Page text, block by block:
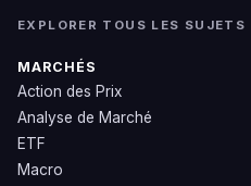
EXPLORER TOUS LES SUJETS
MARCHÉS
Action des Prix
Analyse de Marché
ETF
Macro